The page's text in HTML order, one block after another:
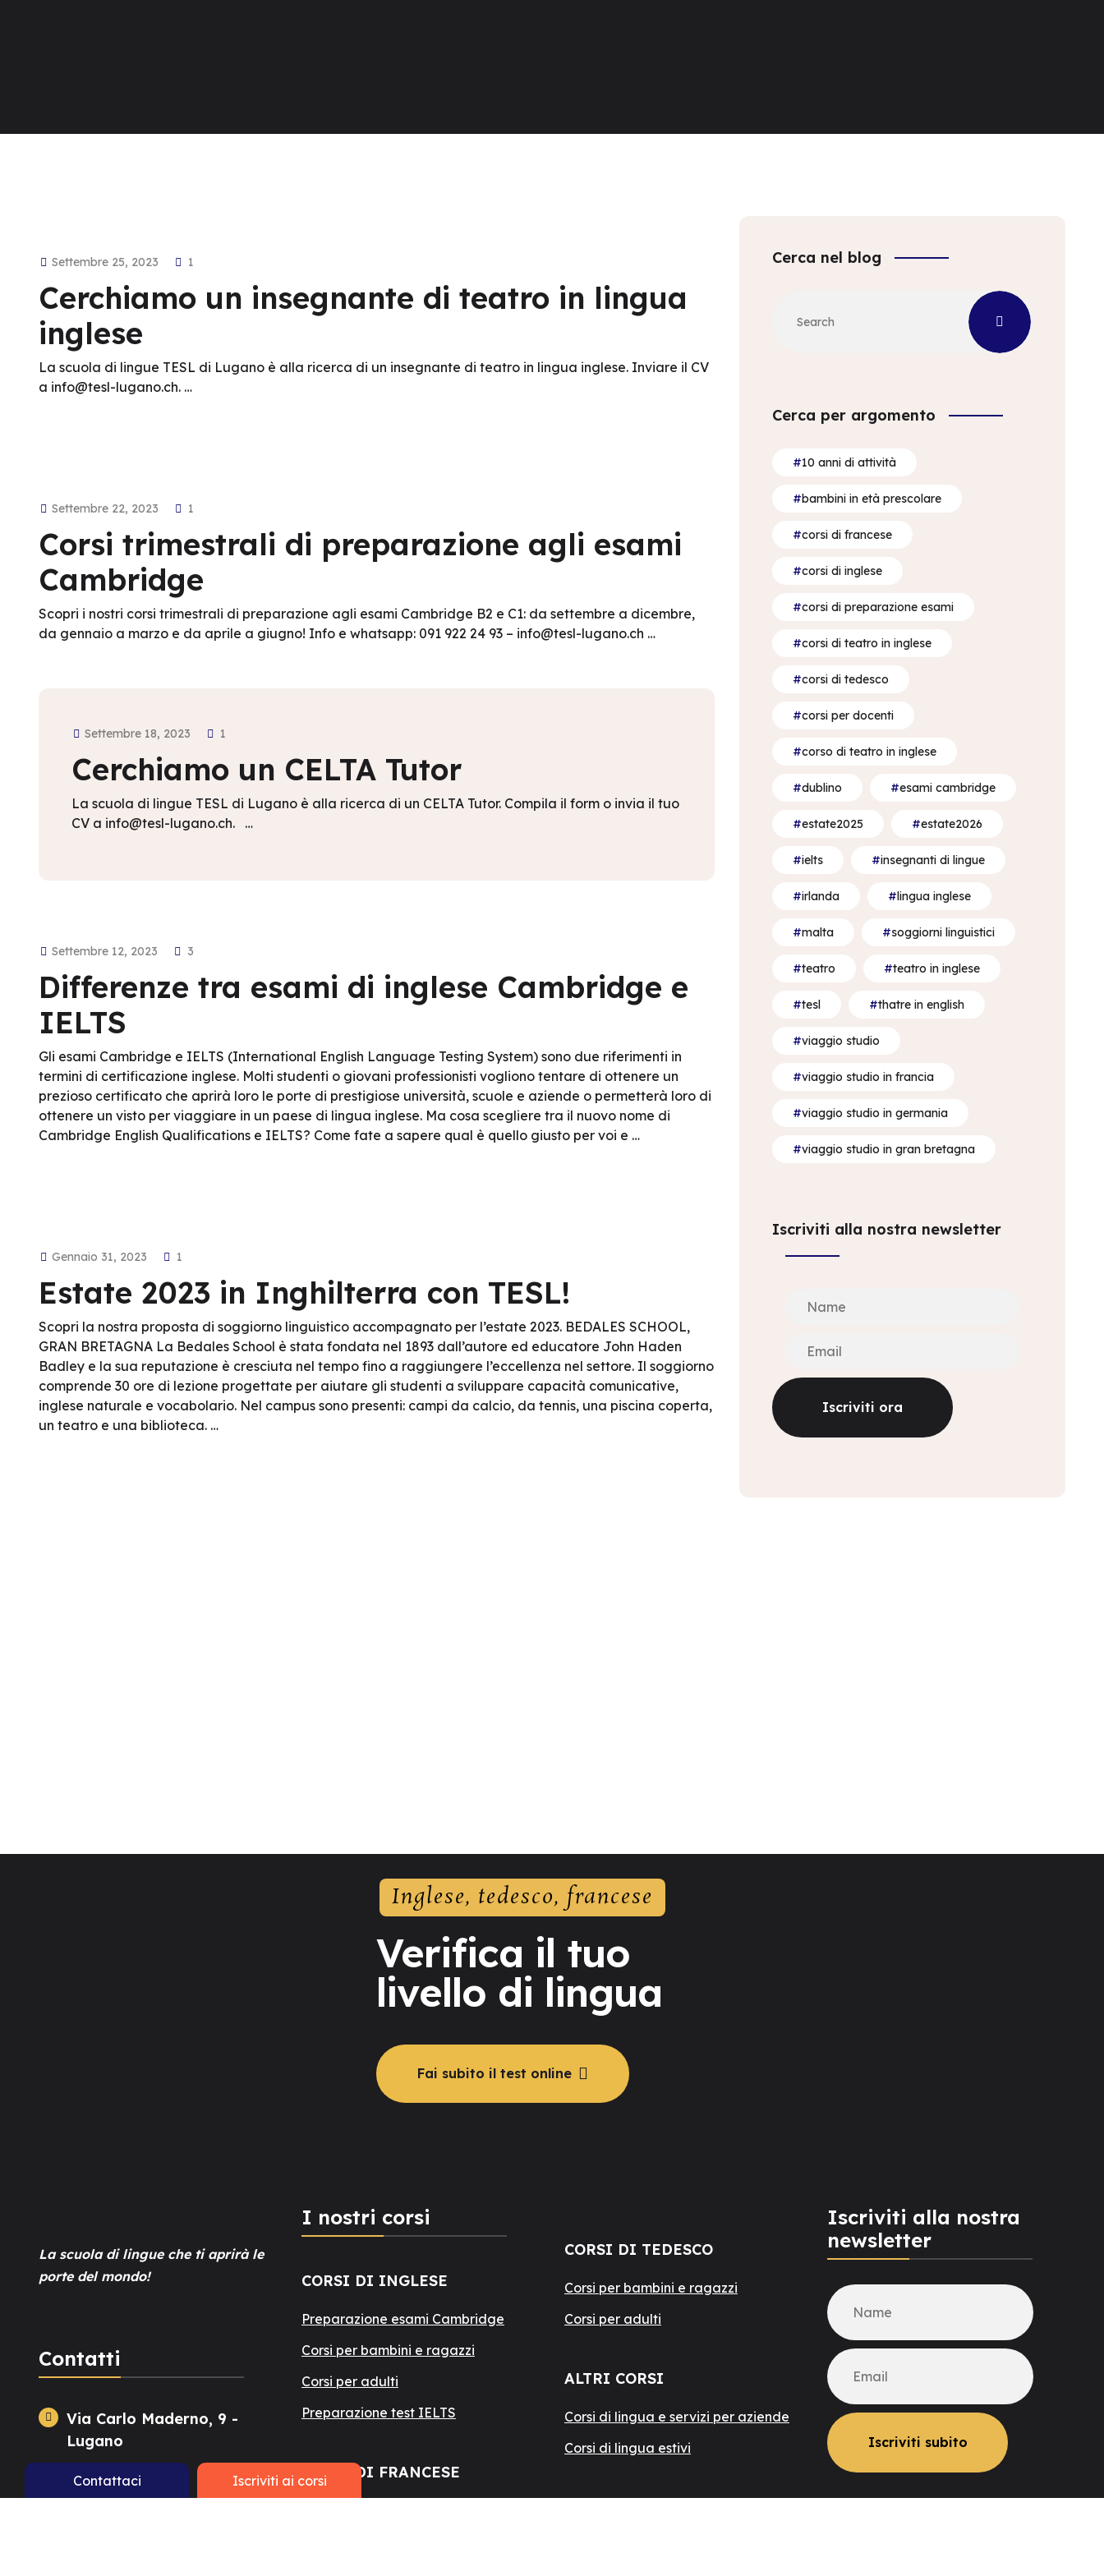
Settembre 25, 2023 1
Cerchiamo un insegnante di teatro in lingua
inglese
La scuola di lingue TESL di Lugano è alla ricerca di un insegnante di teatro in lingua inglese. Inviare il CV
a info@tesl-lugano.ch. …
Settembre 22, 2023 1
Corsi trimestrali di preparazione agli esami
Cambridge
Scopri i nostri corsi trimestrali di preparazione agli esami Cambridge B2 e C1: da settembre a dicembre,
da gennaio a marzo e da aprile a giugno! Info e whatsapp: 091 922 24 93 – info@tesl-lugano.ch …
Settembre 18, 2023 1
Cerchiamo un CELTA Tutor
La scuola di lingue TESL di Lugano è alla ricerca di un CELTA Tutor. Compila il form o invia il tuo
CV a info@tesl-lugano.ch. …
Settembre 12, 2023 3
Differenze tra esami di inglese Cambridge e
IELTS
Gli esami Cambridge e IELTS (International English Language Testing System) sono due riferimenti in
termini di certificazione inglese. Molti studenti o giovani professionisti vogliono tentare di ottenere un
prezioso certificato che aprirà loro le porte di prestigiose università, scuole e aziende o permetterà loro di
ottenere un visto per viaggiare in un paese di lingua inglese. Ma cosa scegliere tra il nuovo nome di
Cambridge English Qualifications e IELTS? Come fate a sapere qual è quello giusto per voi e …
Gennaio 31, 2023 1
Estate 2023 in Inghilterra con TESL!
Scopri la nostra proposta di soggiorno linguistico accompagnato per l’estate 2023. BEDALES SCHOOL,
GRAN BRETAGNA La Bedales School è stata fondata nel 1893 dall’autore ed educatore John Haden
Badley e la sua reputazione è cresciuta nel tempo fino a raggiungere l’eccellenza nel settore. Il soggiorno
comprende 30 ore di lezione progettate per aiutare gli studenti a sviluppare capacità comunicative,
inglese naturale e vocabolario. Nel campus sono presenti: campi da calcio, da tennis, una piscina coperta,
un teatro e una biblioteca. …
Cerca nel blog
Cerca per argomento
10 anni di attività
bambini in età prescolare
corsi di francese
corsi di inglese
corsi di preparazione esami
corsi di teatro in inglese
corsi di tedesco
corsi per docenti
corso di teatro in inglese
dublino esami cambridge
estate2025 estate2026
ielts insegnanti di lingue
irlanda lingua inglese
malta soggiorni linguistici
teatro teatro in inglese
tesl thatre in english
viaggio studio
viaggio studio in francia
viaggio studio in germania
viaggio studio in gran bretagna
Iscriviti alla nostra newsletter
Inglese, tedesco, francese
Verifica il tuo
livello di lingua
Fai subito il test online
La scuola di lingue che ti aprirà le
porte del mondo!
Contatti
Via Carlo Maderno, 9 -
Lugano
+41 91 922 24 93
I nostri corsi
CORSI DI INGLESE
Preparazione esami Cambridge
Corsi per bambini e ragazzi
Corsi per adulti
Preparazione test IELTS
CORSI DI FRANCESE
CORSI DI TEDESCO
Corsi per bambini e ragazzi
Corsi per adulti
ALTRI CORSI
Corsi di lingua e servizi per aziende
Corsi di lingua estivi
Iscriviti alla nostra
newsletter
Iscriviti ai corsi
Contattaci